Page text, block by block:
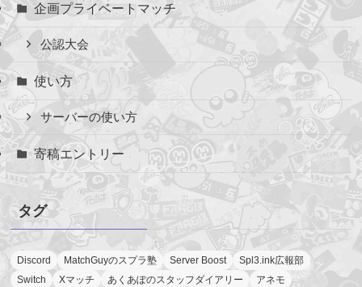
企画プライベートマッチ
公認大会
使い方
サーバーの使い方
寄稿エントリー
タグ
Discord MatchGuyのスプラ塾 Server Boost
Spl3.ink広報部
Switch
Xマッチ あくあぽのスタッフダイアリー
アネモ